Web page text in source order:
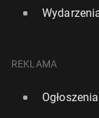
REKLAMA
Ogłoszenia